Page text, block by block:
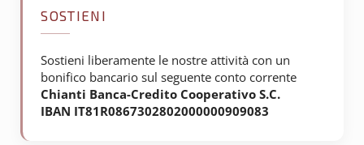
SOSTIENI
Sostieni liberamente le nostre attività con un
bonifico bancario sul seguente conto corrente
Chianti Banca-Credito Cooperativo S.C.
IBAN IT81R0867302802000000909083